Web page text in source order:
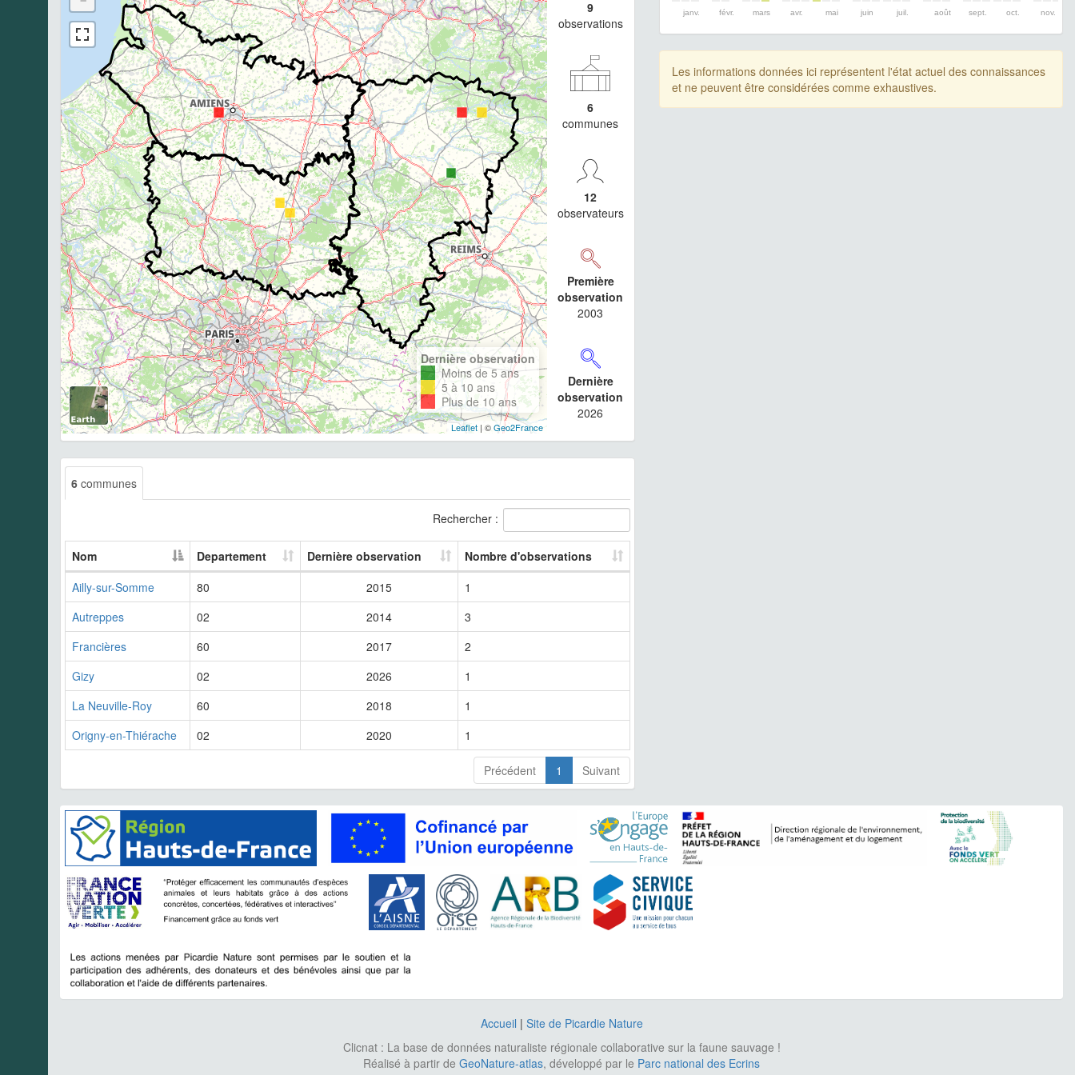
Dernière observation
Moins de 5 ans
5 à 10 ans
Plus de 10 ans
Leaflet| ©Geo2France
9
observations
6
communes
12
observateurs
Première
observation
2003
Dernière
observation
2026
6 communes
Rechercher :
Nom Departement Dernière observation
Nombre d'observations
Ailly-sur-Somme
80 2015
1
Autreppes
02 2014
3
Francières
60 2017
2
Gizy
02 2026
1
La Neuville-Roy
60 2018
1
Origny-en-Thiérache
02 2020 1
Précédent 1 Suivant
janv. févr. mars avr. mai juin juil. août sept. oct. nov.
Les informations données ici représentent l'état actuel des connaissances
et ne peuvent être considérées comme exhaustives.
Accueil | Site de Picardie Nature
Clicnat : La base de données naturaliste régionale collaborative sur la faune sauvage !
Réalisé à partir de GeoNature-atlas, développé par le Parc national des Ecrins